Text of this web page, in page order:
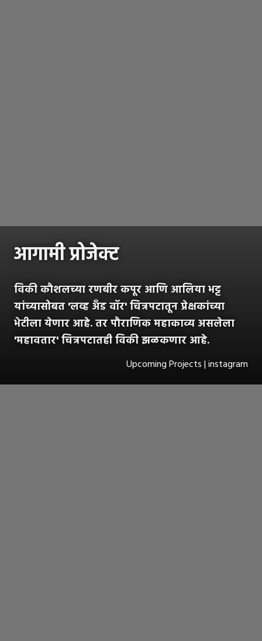
आगामी प्रोजेक्ट
विकी कौशलच्या रणबीर कपूर आणि आलिया भट्ट
यांच्यासोबत 'लव्ह अँड वॉर' चित्रपटातून प्रेक्षकांच्या
भेटीला येणार आहे. तर पौराणिक महाकाव्य असलेला
'महावतार' चित्रपटातही विकी झळकणार आहे.
Upcoming Projects | instagram